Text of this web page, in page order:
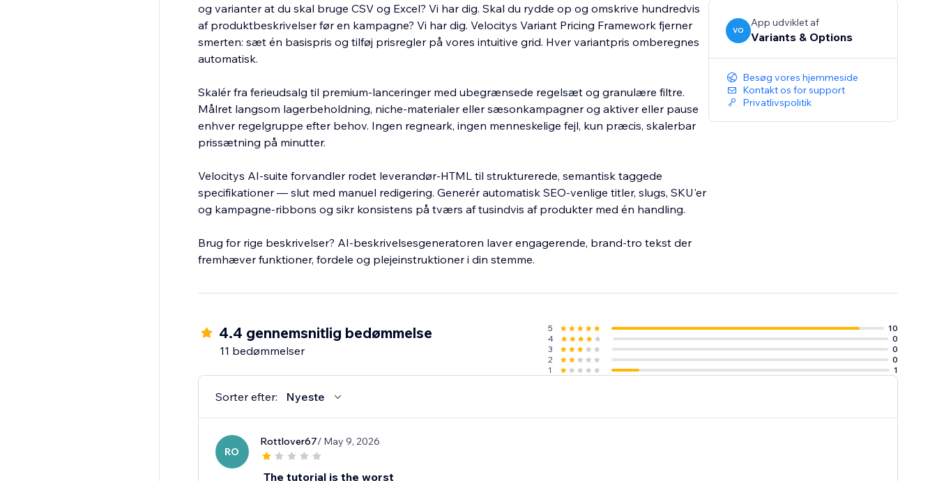
og varianter at du skal bruge CSV og Excel? Vi har dig. Skal du rydde op og omskrive hundredvis
af produktbeskrivelser før en kampagne? Vi har dig. Velocitys Variant Pricing Framework fjerner
smerten: sæt én basispris og tilføj prisregler på vores intuitive grid. Hver variantpris omberegnes
automatisk.
Skalér fra ferieudsalg til premium-lanceringer med ubegrænsede regelsæt og granulære filtre.
Målret langsom lagerbeholdning, niche-materialer eller sæsonkampagner og aktiver eller pause
enhver regelgruppe efter behov. Ingen regneark, ingen menneskelige fejl, kun præcis, skalerbar
prissætning på minutter.
Velocitys AI-suite forvandler rodet leverandør-HTML til strukturerede, semantisk taggede
specifikationer — slut med manuel redigering. Generér automatisk SEO-venlige titler, slugs, SKU'er
og kampagne-ribbons og sikr konsistens på tværs af tusindvis af produkter med én handling.
Brug for rige beskrivelser? AI-beskrivelsesgeneratoren laver engagerende, brand-tro tekst der
fremhæver funktioner, fordele og plejeinstruktioner i din stemme.
VO
App udviklet af
Variants & Options
Besøg vores hjemmeside
Kontakt os for support
Privatlivspolitik
4.4 gennemsnitlig bedømmelse
11 bedømmelser
5
10
4
0
3
0
2
0
1
1
Sorter efter: Nyeste
RO
Rottlover67/ May 9, 2026
The tutorial is the worst